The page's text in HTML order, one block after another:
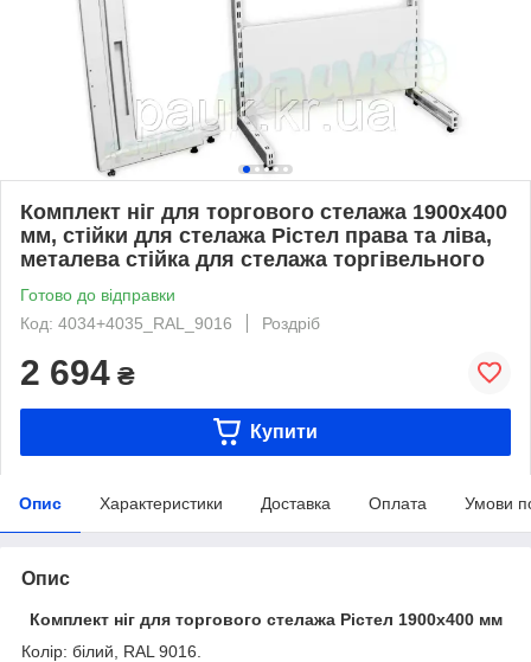
Комплект ніг для торгового стелажа 1900х400
мм, стійки для стелажа Рістел права та ліва,
металева стійка для стелажа торгівельного
Готово до відправки
Код: 4034+4035_RAL_9016
Роздріб
2 694 ₴
Купити
Опис Характеристики Доставка Оплата Умови
Опис
Комплект ніг для торгового стелажа Рістел 1900х400 мм
Колір: білий, RAL 9016.